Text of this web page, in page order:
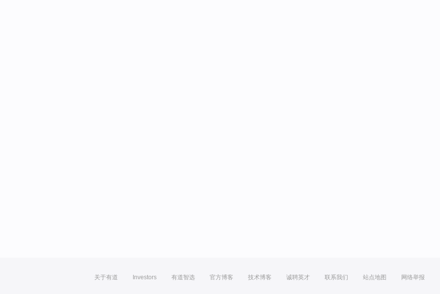
关于有道 Investors 有道智选 官方博客 技术博客 诚聘英才 联系我们 站点地图 网络举报